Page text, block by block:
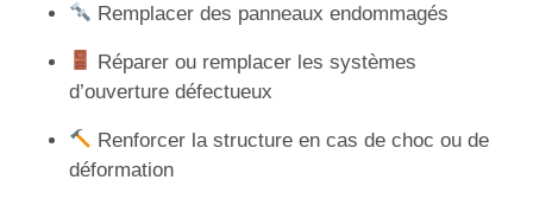
Remplacer des panneaux endommagés
Réparer ou remplacer les systèmes
d’ouverture défectueux
Renforcer la structure en cas de choc ou de
déformation